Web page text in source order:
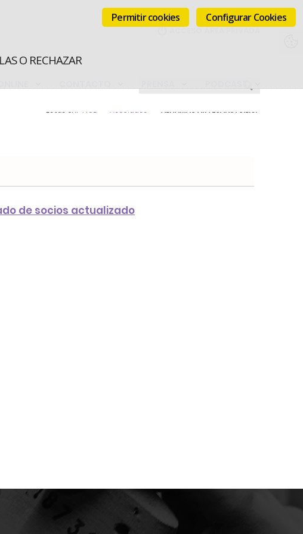
O RECHAZAR
Configurar Cookies
Permitir cookies
Estás en: FICE Asociados ALHAMAS ARTESANIA S.L.U.
de socios actualizado